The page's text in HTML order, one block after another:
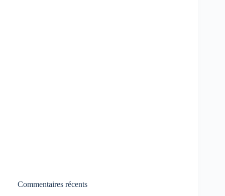
Commentaires récents